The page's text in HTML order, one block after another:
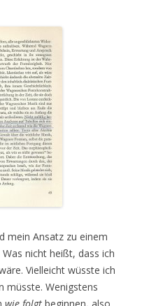
mein Ansatz zu einem
nicht heißt, dass ich
Vielleicht wüsste ich
müsste. Wenigstens